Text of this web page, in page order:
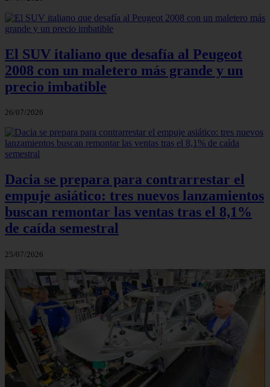
El SUV italiano que desafía al Peugeot
2008 con un maletero más grande y un
precio imbatible
26/07/2026
Dacia se prepara para contrarrestar el
empuje asiático: tres nuevos lanzamientos
buscan remontar las ventas tras el 8,1%
de caída semestral
25/07/2026